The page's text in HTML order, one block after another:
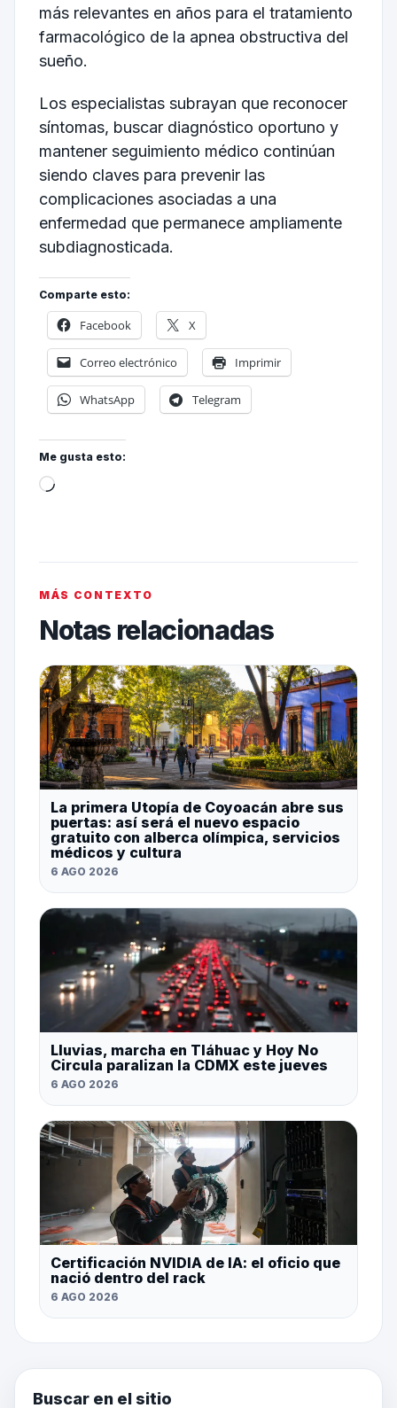
más relevantes en años para el tratamiento
farmacológico de la apnea obstructiva del
sueño.
Los especialistas subrayan que reconocer
síntomas, buscar diagnóstico oportuno y
mantener seguimiento médico continúan
siendo claves para prevenir las
complicaciones asociadas a una
enfermedad que permanece ampliamente
subdiagnosticada.
Comparte esto:
Facebook X
Correo electrónico Imprimir
WhatsApp Telegram
Me gusta esto:
MÁS CONTEXTO
Notas relacionadas
La primera Utopía de Coyoacán abre sus
puertas: así será el nuevo espacio
gratuito con alberca olímpica, servicios
médicos y cultura
6 AGO 2026
Lluvias, marcha en Tláhuac y Hoy No
Circula paralizan la CDMX este jueves
6 AGO 2026
Certificación NVIDIA de IA: el oficio que
nació dentro del rack
6 AGO 2026
Buscar en el sitio